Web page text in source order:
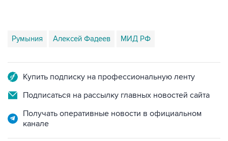
Румыния Алексей Фадеев МИД РФ
Купить подписку на профессиональную ленту
Подписаться на рассылку главных новостей сайта
Получать оперативные новости в официальном
канале